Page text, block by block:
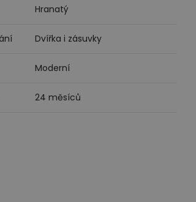
Hranatý
Dvířka i zásuvky
Moderní
24 měsíců